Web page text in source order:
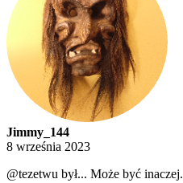
Jimmy_144
8 września 2023
@tezetwu był... Może być inaczej.